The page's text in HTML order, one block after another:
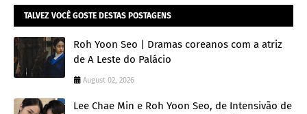
TALVEZ VOCÊ GOSTE DESTAS POSTAGENS
Roh Yoon Seo | Dramas coreanos com a atriz
de A Leste do Palácio
August 02, 2026
Lee Chae Min e Roh Yoon Seo, de Intensivão de